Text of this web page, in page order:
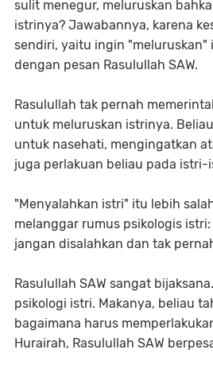
sulit menegur, meluruskan
istrinya? Jawabannya, karena
sendiri, yaitu ingin "meluruskan"
dengan pesan Rasulullah SAW.
Rasulullah tak pernah
untuk meluruskan istrinya.
untuk nasehati, mengingatkan
juga perlakuan beliau pada istri-
"Menyalahkan istri" itu lebih
melanggar rumus psikologis
jangan disalahkan dan tak
Rasulullah SAW sangat
psikologi istri. Makanya, beliau
bagaimana harus
Hurairah, Rasulullah SAW